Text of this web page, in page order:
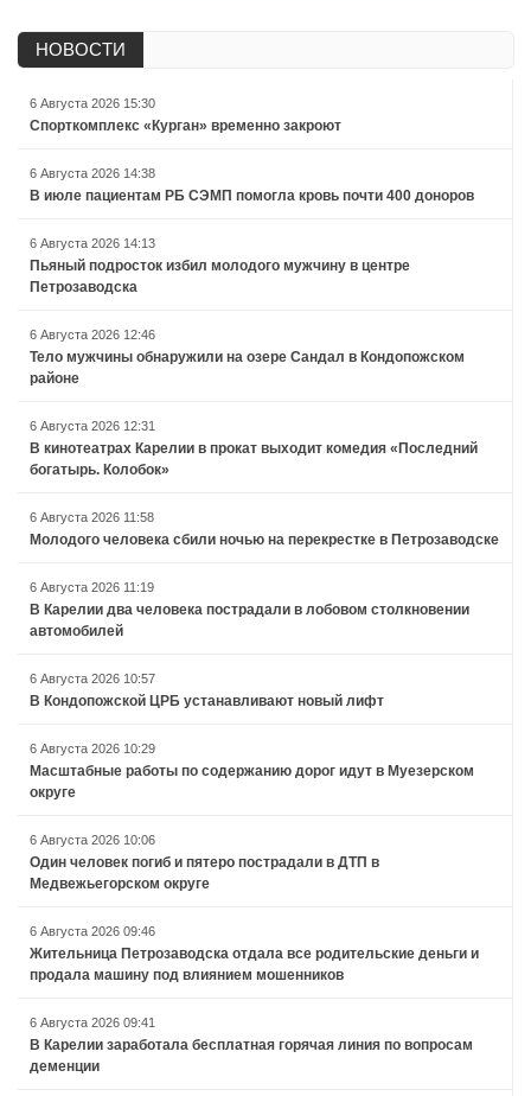
НОВОСТИ
6 Августа 2026 15:30
Спорткомплекс «Курган» временно закроют
6 Августа 2026 14:38
В июле пациентам РБ СЭМП помогла кровь почти 400 доноров
6 Августа 2026 14:13
Пьяный подросток избил молодого мужчину в центре
Петрозаводска
6 Августа 2026 12:46
Тело мужчины обнаружили на озере Сандал в Кондопожском
районе
6 Августа 2026 12:31
В кинотеатрах Карелии в прокат выходит комедия «Последний
богатырь. Колобок»
6 Августа 2026 11:58
Молодого человека сбили ночью на перекрестке в Петрозаводске
6 Августа 2026 11:19
В Карелии два человека пострадали в лобовом столкновении
автомобилей
6 Августа 2026 10:57
В Кондопожской ЦРБ устанавливают новый лифт
6 Августа 2026 10:29
Масштабные работы по содержанию дорог идут в Муезерском
округе
6 Августа 2026 10:06
Один человек погиб и пятеро пострадали в ДТП в
Медвежьегорском округе
6 Августа 2026 09:46
Жительница Петрозаводска отдала все родительские деньги и
продала машину под влиянием мошенников
6 Августа 2026 09:41
В Карелии заработала бесплатная горячая линия по вопросам
деменции